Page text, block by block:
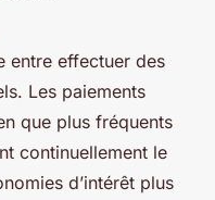
entre effectuer des
Les paiements
que plus fréquents
continuellement le
d’intérêt plus